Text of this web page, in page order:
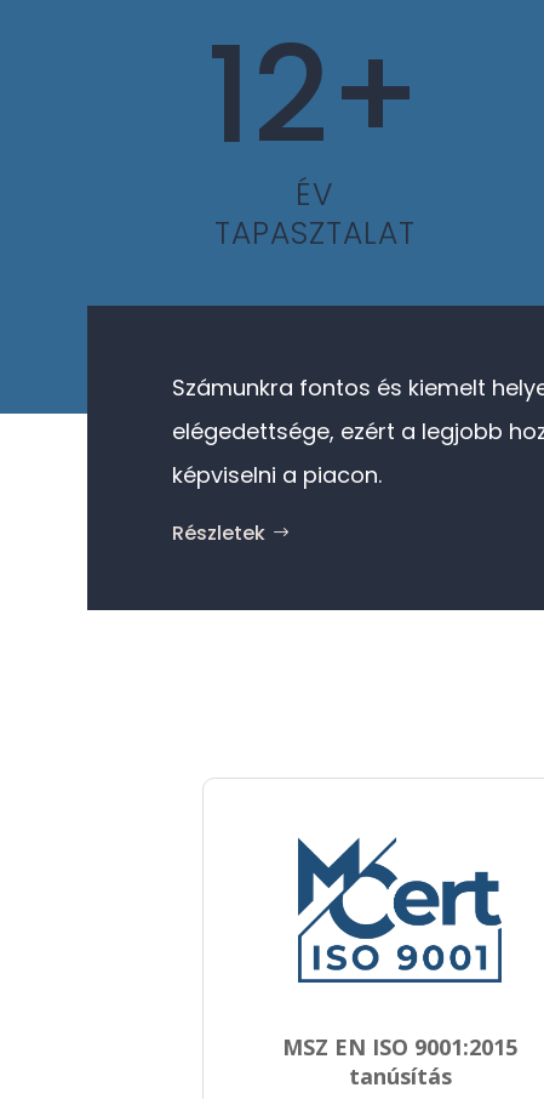
12+
ÉV
TAPASZTALAT
Számunkra fontos és kiemelt
elégedettsége, ezért a legjobb
képviselni a piacon.
Részletek
MSZ EN ISO 9001:2015
tanúsítás